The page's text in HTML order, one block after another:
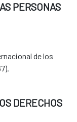
PERSONAS
de los
DERECHOS